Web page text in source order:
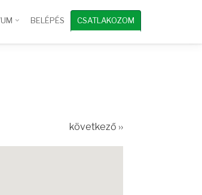
BELÉPÉS CSATLAKOZOM
következő ››